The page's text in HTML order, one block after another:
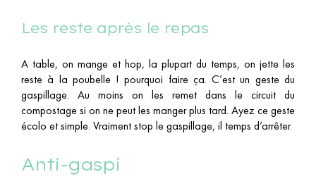
Les reste après le repas
A table, on mange et hop, la plupart du temps, on jette les
reste à la poubelle ! pourquoi faire ça. C’est un geste du
gaspillage. Au moins on les remet dans le circuit du
compostage si on ne peut les manger plus tard. Ayez ce geste
écolo et simple. Vraiment stop le gaspillage, il temps d’arrêter.
Anti-gaspi